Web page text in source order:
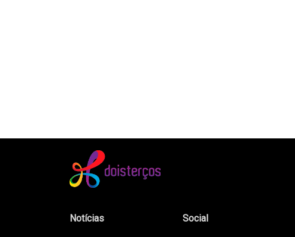
Notícias Social